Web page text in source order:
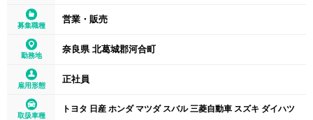
募集職種
営業・販売
勤務地
奈良県 北葛城郡河合町
雇用形態
正社員
取扱車種
トヨタ 日産 ホンダ マツダ スバル 三菱自動車 スズキ ダイハツ